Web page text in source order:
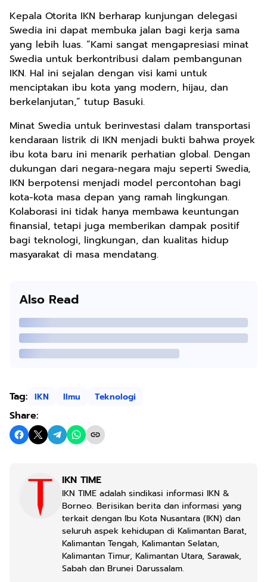
Kepala Otorita IKN berharap kunjungan delegasi
Swedia ini dapat membuka jalan bagi kerja sama
yang lebih luas. “Kami sangat mengapresiasi minat
Swedia untuk berkontribusi dalam pembangunan
IKN. Hal ini sejalan dengan visi kami untuk
menciptakan ibu kota yang modern, hijau, dan
berkelanjutan,” tutup Basuki.
Minat Swedia untuk berinvestasi dalam transportasi
kendaraan listrik di IKN menjadi bukti bahwa proyek
ibu kota baru ini menarik perhatian global. Dengan
dukungan dari negara-negara maju seperti Swedia,
IKN berpotensi menjadi model percontohan bagi
kota-kota masa depan yang ramah lingkungan.
Kolaborasi ini tidak hanya membawa keuntungan
finansial, tetapi juga memberikan dampak positif
bagi teknologi, lingkungan, dan kualitas hidup
masyarakat di masa mendatang.
Also Read
Tag: IKN Ilmu Teknologi
Share:
IKN TIME
IKN TIME adalah sindikasi informasi IKN &
Borneo. Berisikan berita dan informasi yang
terkait dengan Ibu Kota Nusantara (IKN) dan
seluruh aspek kehidupan di Kalimantan Barat,
Kalimantan Tengah, Kalimantan Selatan,
Kalimantan Timur, Kalimantan Utara, Sarawak,
Sabah dan Brunei Darussalam.